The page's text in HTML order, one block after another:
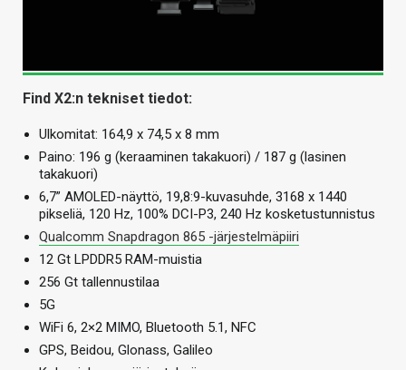
Find X2:n tekniset tiedot:
Ulkomitat: 164,9 x 74,5 x 8 mm
Paino: 196 g (keraaminen takakuori) / 187 g (lasinen
takakuori)
6,7” AMOLED-näyttö, 19,8:9-kuvasuhde, 3168 x 1440
pikseliä, 120 Hz, 100% DCI-P3, 240 Hz kosketustunnistus
Qualcomm Snapdragon 865 -järjestelmäpiiri
12 Gt LPDDR5 RAM-muistia
256 Gt tallennustilaa
5G
WiFi 6, 2×2 MIMO, Bluetooth 5.1, NFC
GPS, Beidou, Glonass, Galileo